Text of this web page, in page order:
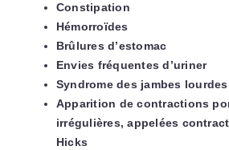
Constipation
Hémorroïdes
Brûlures d’estomac
Envies fréquentes d’uriner
Syndrome des jambes lourdes
Apparition de contractions
irrégulières, appelées
Hicks